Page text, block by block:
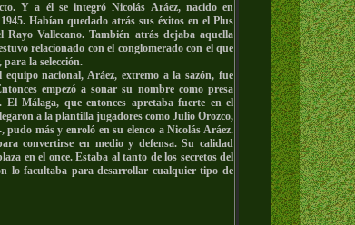
Y a él se integró Nicolás Aráez, nacido en
Habían quedado atrás sus éxitos en el Plus
Vallecano. También atrás dejaba aquella
relacionado con el conglomerado con el que
para la selección.
nacional, Aráez, extremo a la sazón, fue
empezó a sonar su nombre como presa
Málaga, que entonces apretaba fuerte en el
a la plantilla jugadores como Julio Orozco,
más y enroló en su elenco a Nicolás Aráez.
convertirse en medio y defensa. Su calidad
en el once. Estaba al tanto de los secretos del
lo facultaba para desarrollar cualquier tipo de